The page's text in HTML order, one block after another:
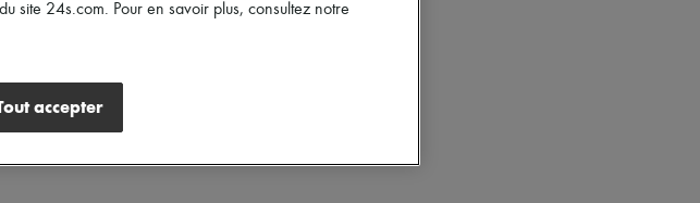
site 24s.com. Pour en savoir plus, consultez notre
accepter